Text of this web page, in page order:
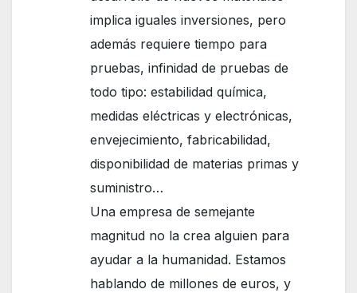
implica iguales inversiones, pero
además requiere tiempo para
pruebas, infinidad de pruebas de
todo tipo: estabilidad química,
medidas eléctricas y electrónicas,
envejecimiento, fabricabilidad,
disponibilidad de materias primas y
suministro…
Una empresa de semejante
magnitud no la crea alguien para
ayudar a la humanidad. Estamos
hablando de millones de euros, y